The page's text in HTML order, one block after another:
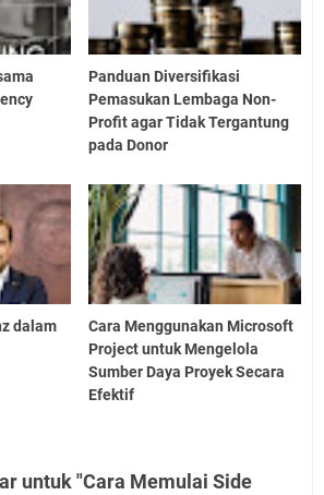
Panduan Diversifikasi
Pemasukan Lembaga Non-
Profit agar Tidak Tergantung
pada Donor
dalam
Cara Menggunakan Microsoft
Project untuk Mengelola
Sumber Daya Proyek Secara
Efektif
untuk "Cara Memulai Side